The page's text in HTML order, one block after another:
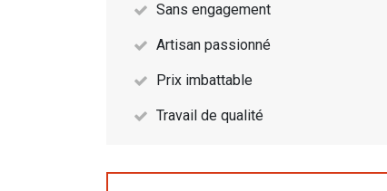
Sans engagement
Artisan passionné
Prix imbattable
Travail de qualité